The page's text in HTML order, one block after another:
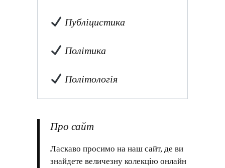
Публіцистика
Політика
Політологія
Про сайт
Ласкаво просимо на наш сайт, де ви
знайдете величезну колекцію онлайн